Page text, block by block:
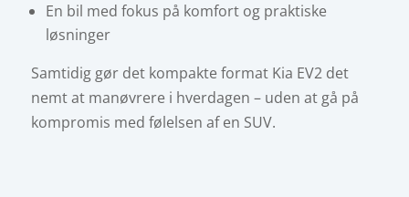
En bil med fokus på komfort og praktiske
løsninger
Samtidig gør det kompakte format Kia EV2 det
nemt at manøvrere i hverdagen – uden at gå på
kompromis med følelsen af en SUV.